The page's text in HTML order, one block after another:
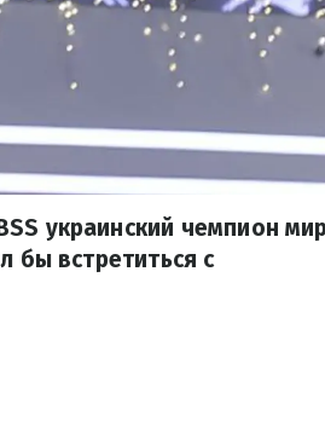
украинский чемпион
бы встретиться с